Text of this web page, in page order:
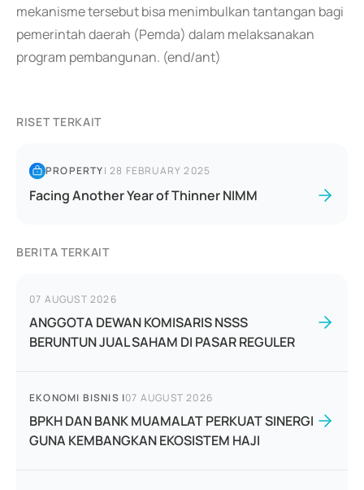
mekanisme tersebut bisa menimbulkan tantangan bagi
pemerintah daerah (Pemda) dalam melaksanakan
program pembangunan. (end/ant)
RISET TERKAIT
PROPERTY|28 FEBRUARY 2025
Facing Another Year of Thinner NIMM
BERITA TERKAIT
07 AUGUST 2026
ANGGOTA DEWAN KOMISARIS NSSS
BERUNTUN JUAL SAHAM DI PASAR REGULER
EKONOMI BISNIS |07 AUGUST 2026
BPKH DAN BANK MUAMALAT PERKUAT SINERGI
GUNA KEMBANGKAN EKOSISTEM HAJI